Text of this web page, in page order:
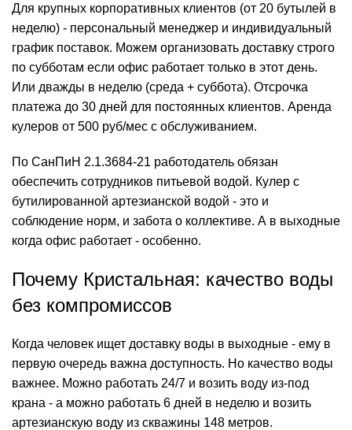
Для крупных корпоративных клиентов (от 20 бутылей в
неделю) - персональный менеджер и индивидуальный
график поставок. Можем организовать доставку строго
по субботам если офис работает только в этот день.
Или дважды в неделю (среда + суббота). Отсрочка
платежа до 30 дней для постоянных клиентов. Аренда
кулеров от 500 руб/мес с обслуживанием.
По СанПиН 2.1.3684-21 работодатель обязан
обеспечить сотрудников питьевой водой. Кулер с
бутилированной артезианской водой - это и
соблюдение норм, и забота о коллективе. А в выходные
когда офис работает - особенно.
Почему Кристальная: качество воды
без компромиссов
Когда человек ищет доставку воды в выходные - ему в
первую очередь важна доступность. Но качество воды
важнее. Можно работать 24/7 и возить воду из-под
крана - а можно работать 6 дней в неделю и возить
артезианскую воду из скважины 148 метров.